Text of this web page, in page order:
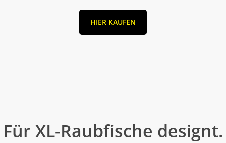
HIER KAUFEN
Für XL-Raubfische designt.